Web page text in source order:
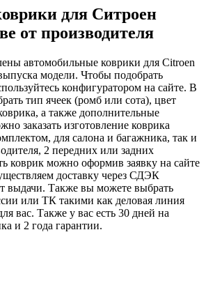
для Ситроен
от производителя
автомобильные коврики для Citroen
модели. Чтобы подобрать
конфигуратором на сайте. В
тип ячеек (ромб или сота), цвет
а также дополнительные
заказать изготовление коврика
для салона и багажника, так и
2 передних или задних
коврик можно оформив заявку на сайте
доставку через СДЭК
выдачи. Также вы можете выбрать
или ТК такими как деловая линия
вас. Также у вас есть 30 дней на
и 2 года гарантии.